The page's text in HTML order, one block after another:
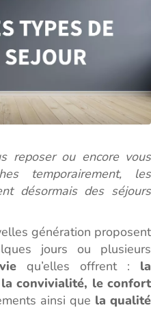
reposer ou encore vous
temporairement, les
désormais des séjours
génération proposent
jours ou plusieurs
qu’elles offrent : la
convivialité, le confort
ainsi que la qualité